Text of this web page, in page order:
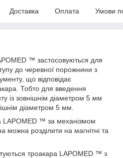
Доставка Оплата Умови
™ застосовуються для
до черевної порожнини з
що відповідає
Тобто для введення
із зовнішнім діаметром 5 мм
діаметром 5 мм.
LAPOMED ™ за механізмом
можна розділити на магнітні та
троакара LAPOMED ™ з